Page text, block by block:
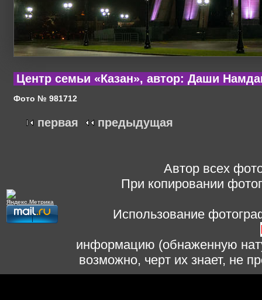
Центр семьи «Казан», автор: Даши
Фото № 981712
первая предыдущая
Автор всех
При копировании
Использование
информацию (обнаженную
возможно, черт их знает, не